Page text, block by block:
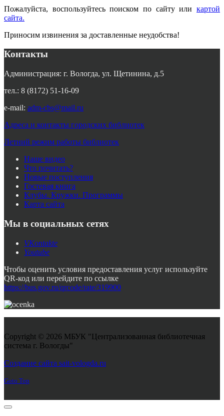
Пожалуйста, воспользуйтесь поиском по сайту или картой
сайта.
Приносим извинения за доставленные неудобства!
Контакты
Администрация: г. Вологда, ул. Щетинина, д.5
тел.: 8 (8172) 51-16-09
e-mail: adm-cbs@mail.ru
Адреса и контакты городских библиотек
Летний режим работы библиотек
Наше видео
Что почитать?
Новые поступления
Гостевая книга
Клубы. Кружки. Программы
Карта сайта
Мы в социальных сетях
VKontakte
Youtube
Чтобы оценить условия предоставления услуг используйте
QR-код или перейдите по ссылке
https://bus.gov.ru/qrcode/rate/319900
Copyright © 2026 МБУК "Централизованная библиотечная
система г. Вологды"
Создание сайта sait-vologda.ru
Goto Top